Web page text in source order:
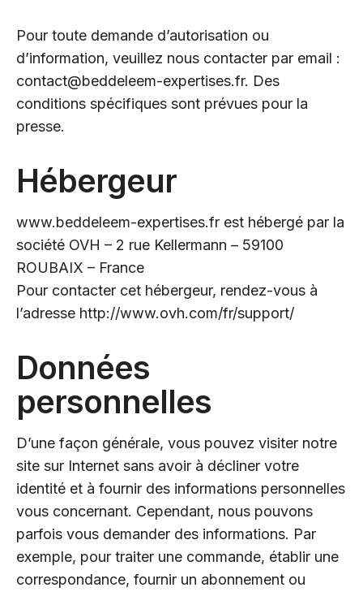
Pour toute demande d’autorisation ou
d’information, veuillez nous contacter par email :
contact@beddeleem-expertises.fr. Des
conditions spécifiques sont prévues pour la
presse.
Hébergeur
www.beddeleem-expertises.fr est hébergé par la
société OVH – 2 rue Kellermann – 59100
ROUBAIX – France
Pour contacter cet hébergeur, rendez-vous à
l’adresse http://www.ovh.com/fr/support/
Données
personnelles
D’une façon générale, vous pouvez visiter notre
site sur Internet sans avoir à décliner votre
identité et à fournir des informations personnelles
vous concernant. Cependant, nous pouvons
parfois vous demander des informations. Par
exemple, pour traiter une commande, établir une
correspondance, fournir un abonnement ou